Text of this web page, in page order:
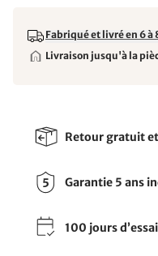
Fabriqué et livré en 6 à
Livraison jusqu'à la
Retour gratuit
Garantie 5 ans
100 jours